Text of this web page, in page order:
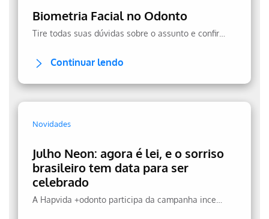
Biometria Facial no Odonto
Continuar lendo
Novidades
Julho Neon: agora é lei, e o sorriso
brasileiro tem data para ser
celebrado